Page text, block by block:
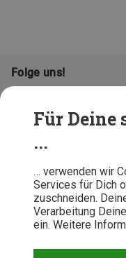
Für Deine
...
… verwenden wir
Services für Dich
zuschneiden.
Verarbeitung
ein. Weitere
Folge uns!